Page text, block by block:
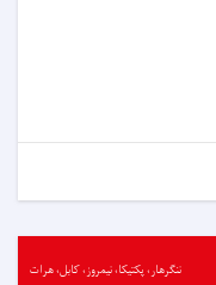
ننګرهار، پکتیکا، نیمروز، کابل، هرات